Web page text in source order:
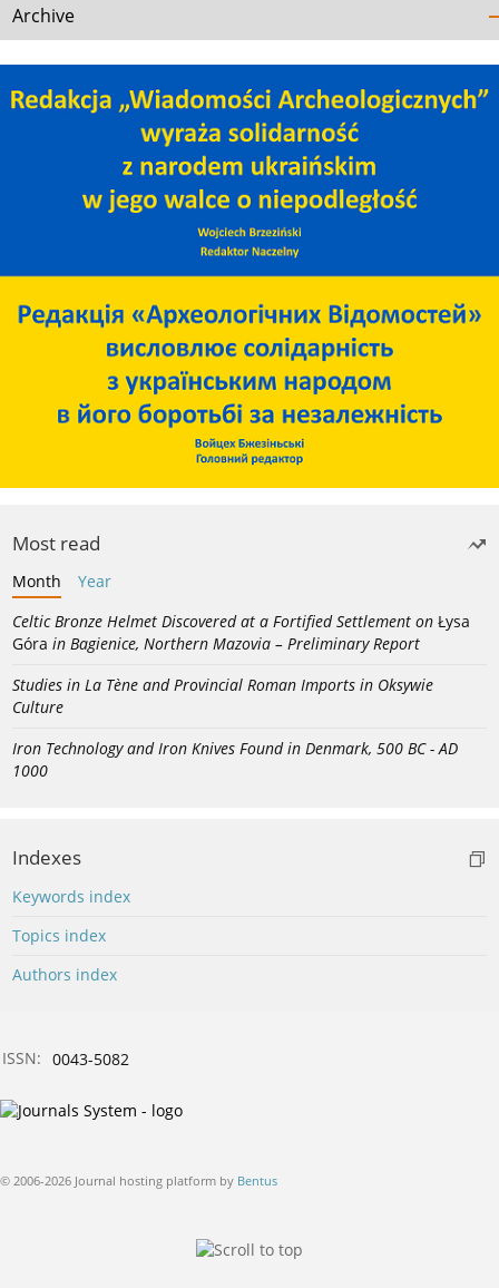
Archive
Most read
Month
Year
Celtic Bronze Helmet Discovered at a Fortified Settlement on Łysa
Góra in Bagienice, Northern Mazovia – Preliminary Report
Studies in La Tène and Provincial Roman Imports in Oksywie
Culture
Iron Technology and Iron Knives Found in Denmark, 500 BC - AD
1000
Indexes
Keywords index
Topics index
Authors index
ISSN: 0043-5082
© 2006-2026 Journal hosting platform by Bentus